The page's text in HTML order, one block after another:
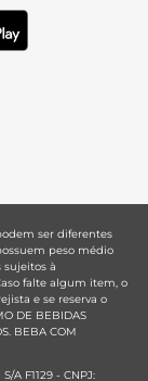
ser diferentes
peso médio
sujeitos à
falte algum item, o
e se reserva o
DE BEBIDAS
BEBA COM
A F1129 - CNPJ: